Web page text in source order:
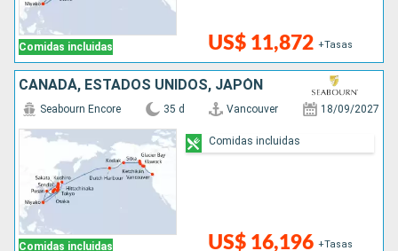
Comidas incluidas US$ 11,872 +Tasas
CANADÁ, ESTADOS UNIDOS, JAPÓN
Comidas incluidas
Seabourn Encore 35 d Vancouver 18/09/2027
US$ 16,196 +Tasas
Comidas incluidas